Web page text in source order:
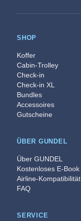
SHOP
Koffer
Cabin-Trolley
Check-in
Check-in XL
Bundles
Accessoires
Gutscheine
ÜBER GUNDEL
Über GUNDEL
Kostenloses E-Book
Airline-Kompatibilität
FAQ
SERVICE